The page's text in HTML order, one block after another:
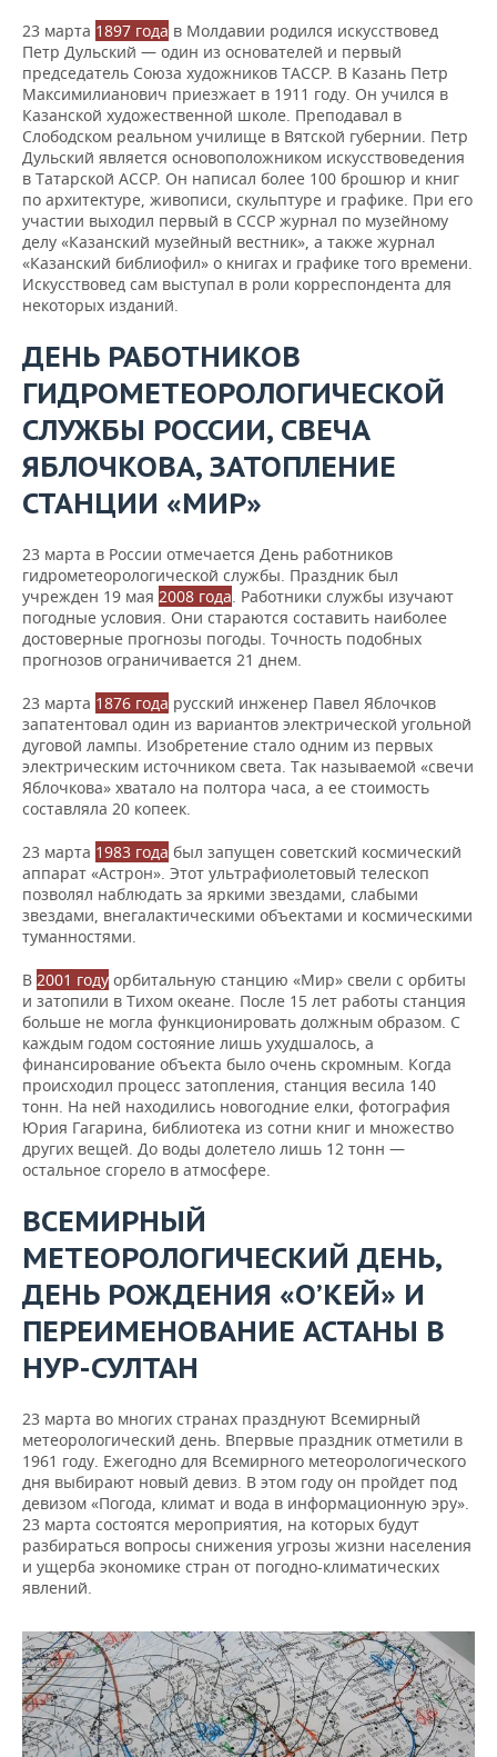
23 марта 1897 года в Молдавии родился искусствовед
Петр Дульский — один из основателей и первый
председатель Союза художников ТАССР. В Казань Петр
Максимилианович приезжает в 1911 году. Он учился в
Казанской художественной школе. Преподавал в
Слободском реальном училище в Вятской губернии. Петр
Дульский является основоположником искусствоведения
в Татарской АССР. Он написал более 100 брошюр и книг
по архитектуре, живописи, скульптуре и графике. При его
участии выходил первый в СССР журнал по музейному
делу «Казанский музейный вестник», а также журнал
«Казанский библиофил» о книгах и графике того времени.
Искусствовед сам выступал в роли корреспондента для
некоторых изданий.
ДЕНЬ РАБОТНИКОВ
ГИДРОМЕТЕОРОЛОГИЧЕСКОЙ
СЛУЖБЫ РОССИИ, СВЕЧА
ЯБЛОЧКОВА, ЗАТОПЛЕНИЕ
СТАНЦИИ «МИР»
23 марта в России отмечается День работников
гидрометеорологической службы. Праздник был
учрежден 19 мая 2008 года. Работники службы изучают
погодные условия. Они стараются составить наиболее
достоверные прогнозы погоды. Точность подобных
прогнозов ограничивается 21 днем.
23 марта 1876 года русский инженер Павел Яблочков
запатентовал один из вариантов электрической угольной
дуговой лампы. Изобретение стало одним из первых
электрическим источником света. Так называемой «свечи
Яблочкова» хватало на полтора часа, а ее стоимость
составляла 20 копеек.
23 марта 1983 года был запущен советский космический
аппарат «Астрон». Этот ультрафиолетовый телескоп
позволял наблюдать за яркими звездами, слабыми
звездами, внегалактическими объектами и космическими
туманностями.
В 2001 году орбитальную станцию «Мир» свели с орбиты
и затопили в Тихом океане. После 15 лет работы станция
больше не могла функционировать должным образом. С
каждым годом состояние лишь ухудшалось, а
финансирование объекта было очень скромным. Когда
происходил процесс затопления, станция весила 140
тонн. На ней находились новогодние елки, фотография
Юрия Гагарина, библиотека из сотни книг и множество
других вещей. До воды долетело лишь 12 тонн —
остальное сгорело в атмосфере.
ВСЕМИРНЫЙ
МЕТЕОРОЛОГИЧЕСКИЙ ДЕНЬ,
ДЕНЬ РОЖДЕНИЯ «О’КЕЙ» И
ПЕРЕИМЕНОВАНИЕ АСТАНЫ В
НУР-СУЛТАН
23 марта во многих странах празднуют Всемирный
метеорологический день. Впервые праздник отметили в
1961 году. Ежегодно для Всемирного метеорологического
дня выбирают новый девиз. В этом году он пройдет под
девизом «Погода, климат и вода в информационную эру».
23 марта состоятся мероприятия, на которых будут
разбираться вопросы снижения угрозы жизни населения
и ущерба экономике стран от погодно-климатических
явлений.